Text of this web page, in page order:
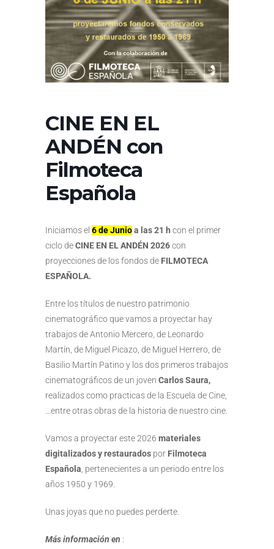
CINE EN EL
ANDÉN con
Filmoteca
Española
Iniciamos el 6 de Junioa las 21 h con el primer
ciclo deCINE EN EL ANDÉN 2026con
proyecciones de los fondos de FILMOTECA
ESPAÑOLA.
Entre los títulos de nuestro patrimonio
cinematográfico que vamos a proyectar hay
trabajos de Antonio Mercero, de Leonardo
Martín, de Miguel Picazo, de Miguel Herrero, de
Basilio Martín Patino y los dos primeros trabajos
cinematográficos de un joven Carlos Saura,
realizados como practicas de la Escuela de Cine,
…entre otras obras de la historia de nuestro cine.
Vamos a proyectar este 2026 materiales
digitalizados y restaurados por Filmoteca
Española, pertenecientes a un periodo entre los
años 1950 y 1969.
Unas joyas que no puedes perderte.
Más información en :